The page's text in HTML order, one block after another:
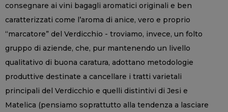
consegnare ai vini bagagli aromatici originali e ben
caratterizzati come l’aroma di anice, vero e proprio
“marcatore” del Verdicchio - troviamo, invece, un folto
gruppo di aziende, che, pur mantenendo un livello
qualitativo di buona caratura, adottano metodologie
produttive destinate a cancellare i tratti varietali
principali del Verdicchio e quelli distintivi di Jesi e
Matelica (pensiamo soprattutto alla tendenza a lasciare